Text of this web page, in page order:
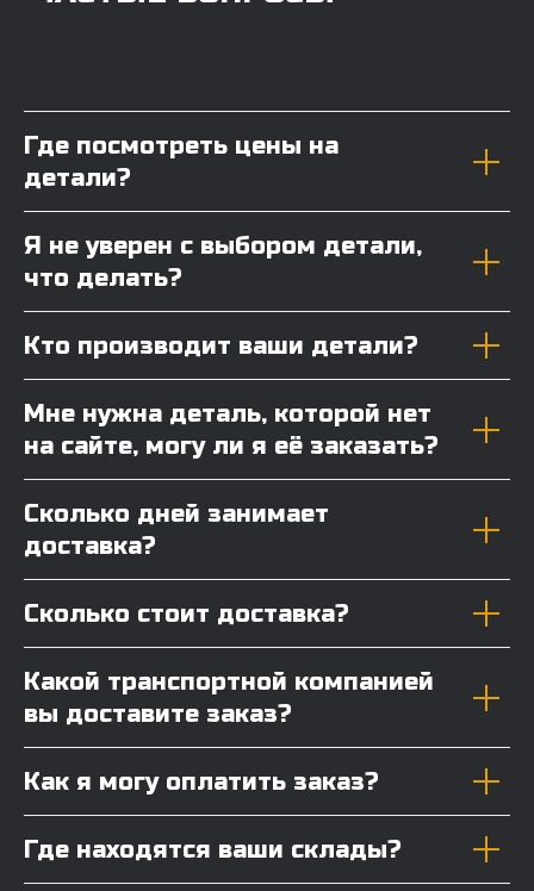
Где посмотреть цены на
детали?
Я не уверен с выбором детали,
что делать?
Кто производит ваши детали?
Мне нужна деталь, которой нет
на сайте, могу ли я её заказать?
Сколько дней занимает
доставка?
Сколько стоит доставка?
Какой транспортной компанией
вы доставите заказ?
Как я могу оплатить заказ?
Где находятся ваши склады?